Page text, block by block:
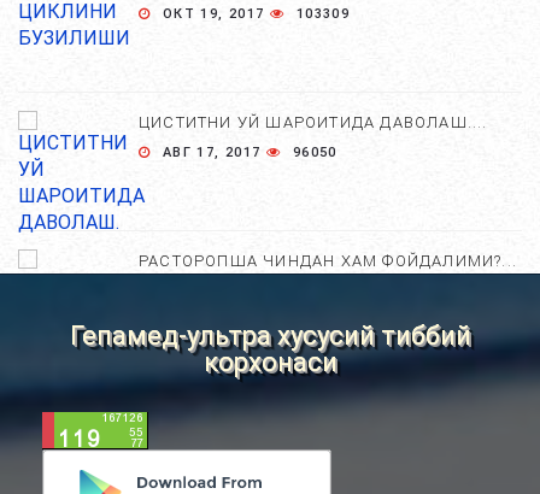
ОКТ 19, 2017 103309
ЦИСТИТНИ УЙ ШАРОИТИДА ДАВОЛАШ....
АВГ 17, 2017 96050
РАСТОРОПША ЧИНДАН ХАМ ФОЙДАЛИМИ?...
ХОМИЛА ЖИНСИНИ АНИҚЛАШНИНГ
НОСТАНДАРТ УСУЛЛАРИ....
АВГ 22, 2017 83757
Гепамед-ультра хусусий тиббий
корхонаси